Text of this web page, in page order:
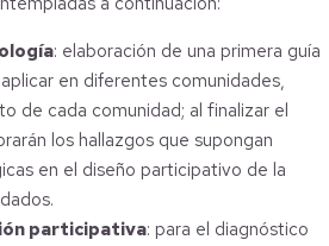
: elaboración de una primera guía
en diferentes comunidades,
de cada comunidad; al finalizar el
los hallazgos que supongan
en el diseño participativo de la
participativa: para el diagnóstico